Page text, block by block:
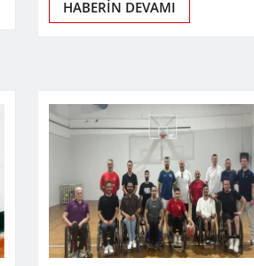
HABERİN DEVAMI